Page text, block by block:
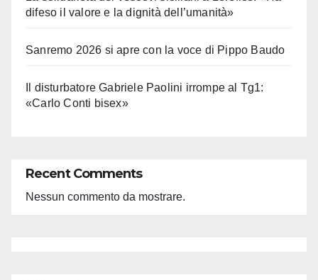
difeso il valore e la dignità dell’umanità»
Sanremo 2026 si apre con la voce di Pippo Baudo
Il disturbatore Gabriele Paolini irrompe al Tg1:
«Carlo Conti bisex»
Recent Comments
Nessun commento da mostrare.